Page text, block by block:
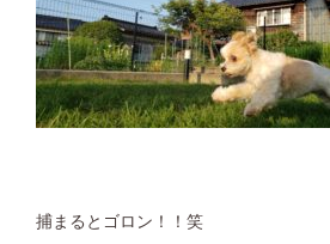
捕まるとゴロン！！笑